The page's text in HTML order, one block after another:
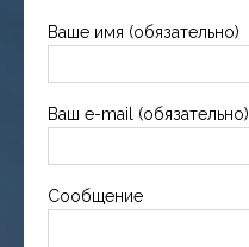
Ваше имя (обязательно)
Ваш e-mail (обязательно)
Сообщение